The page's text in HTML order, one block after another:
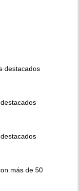
destacados
más de 50